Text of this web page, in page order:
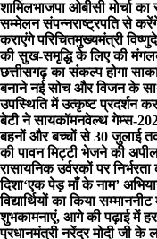
शामिलभाजपा ओबीसी मोर्चा
सम्मेलन संपन्नराष्ट्रपति से
कराएंगे परिचितमुख्यमंत्री
की सुख-समृद्धि के लिए की
छत्तीसगढ़ का संकल्प होगा
बनाने नई सोच और विजन के
उपस्थिति में उत्कृष्ट प्रदर्शन
बेटी ने सायकॉमनवेल्थ गेम्स-
बहनों और बच्चों से 30 जुलाई
की पावन मिट्टी भेजने की
रासायनिक उर्वरकों पर
दिशा‘एक पेड़ माँ के नाम’
विद्यार्थियों का किया सम्माननीट
शुभकामनाएं, आगे की पढ़ाई में
प्रधानमंत्री नरेंद्र मोदी जी के